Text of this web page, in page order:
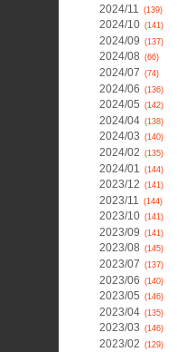
2024/11 (139)
2024/10 (141)
2024/09 (137)
2024/08 (66)
2024/07 (74)
2024/06 (136)
2024/05 (142)
2024/04 (138)
2024/03 (140)
2024/02 (135)
2024/01 (144)
2023/12 (141)
2023/11 (144)
2023/10 (141)
2023/09 (141)
2023/08 (145)
2023/07 (137)
2023/06 (140)
2023/05 (146)
2023/04 (135)
2023/03 (146)
2023/02 (129)